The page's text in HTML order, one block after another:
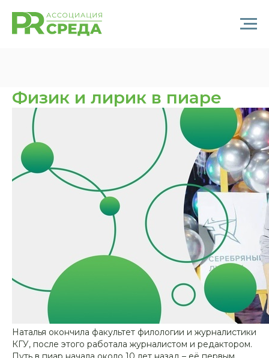
Физик и лирик в пиаре
Наталья окончила факультет филологии и журналистики
КГУ, после этого работала журналистом и редактором.